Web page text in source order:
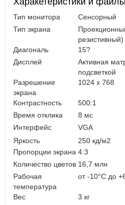
Тип монитора
Сенсорный
Тип экрана
резистивный)
Диагональ
15?
Дисплей
Активная
подсветкой
Разрешение
экрана
1024 x 768
Контрастность
500:1
Время отклика
8 мс
Интерфейс
VGA
Яркость
250 кд/м2
Пропорции экрана 4:3
Количество цветов 16,7 млн
Рабочая
температура
от -10°C до
Вес 3 кг